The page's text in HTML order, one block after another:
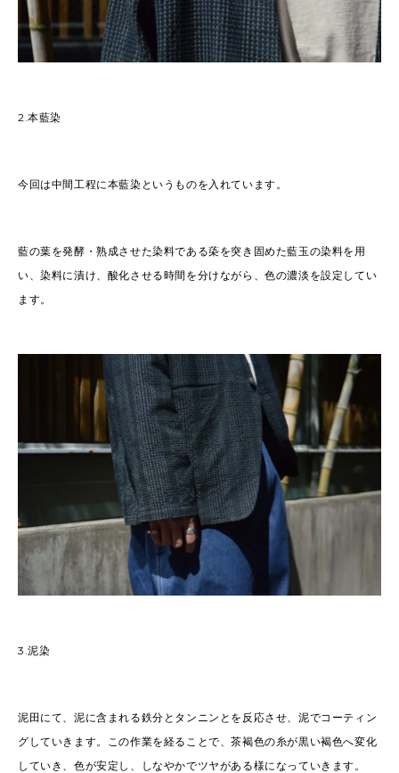
2.本藍染
今回は中間工程に本藍染というものを入れています。
藍の葉を発酵・熟成させた染料である蒅を突き固めた藍玉の染料を用
い、染料に漬け、酸化させる時間を分けながら、色の濃淡を設定してい
ます。
3.泥染
泥田にて、泥に含まれる鉄分とタンニンとを反応させ、泥でコーティン
グしていきます。この作業を経ることで、茶褐色の糸が黒い褐色へ変化
していき、色が安定し、しなやかでツヤがある様になっていきます。